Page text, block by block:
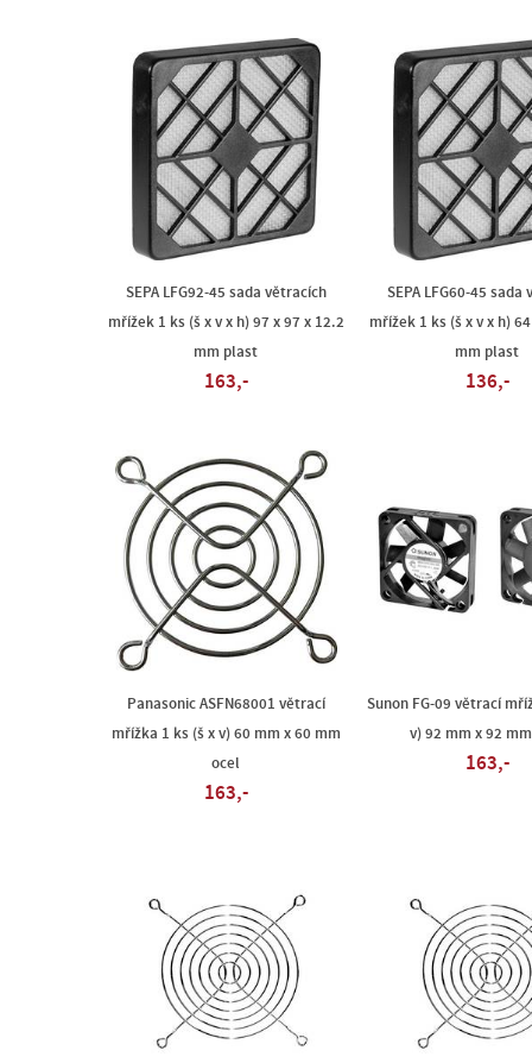
SEPA LFG92-45 sada větracích
mřížek 1 ks (š x v x h) 97 x 97 x 12.2
mm plast
163,-
SEPA LFG60-45 sada
mřížek 1 ks (š x v x h)
mm plast
136,-
Panasonic ASFN68001 větrací
mřížka 1 ks (š x v) 60 mm x 60 mm
ocel
163,-
Sunon FG-09 větrací
v) 92 mm x 92
163,-